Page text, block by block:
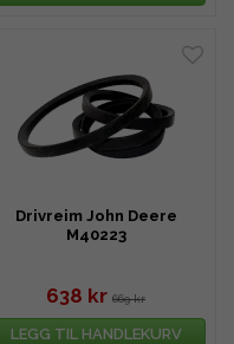
Drivreim John Deere
M40223
638 kr 669 kr
LEGG TIL HANDLEKURV